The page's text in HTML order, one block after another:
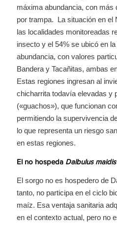
máxima abundancia, con más
por trampa. La situación en el
las localidades monitoreadas
insecto y el 54% se ubicó en
abundancia, con valores
Bandera y Tacañitas, ambas
Estas regiones ingresan al
chicharrita todavía elevadas y
(«guachos»), que funcionan
permitiendo la supervivencia
lo que representa un riesgo
en estas regiones.
El no hospeda Dalbulus maidis
El sorgo no es hospedero de
tanto, no participa en el ciclo
maíz. Esa ventaja sanitaria
en el contexto actual, pero no